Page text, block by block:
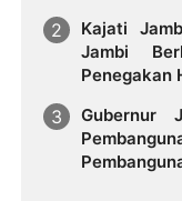
Kajati
Jambi
Penegakan
Gubernur